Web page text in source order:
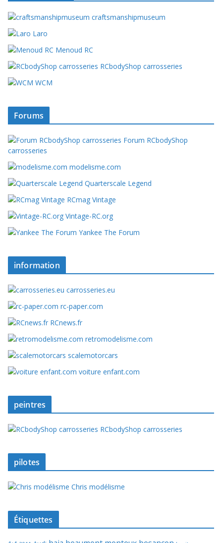
craftsmanshipmuseum
Laro
Menoud RC
RCbodyShop carrosseries
WCM
Forums
Forum RCbodyShop
carrosseries
modelisme.com
Quarterscale Legend
RCmag Vintage
Vintage-RC.org
Yankee The Forum
information
carrosseries.eu
rc-paper.com
RCnews.fr
retromodelisme.com
scalemotorcars
voiture enfant.com
peintres
RCbodyShop carrosseries
pilotes
Chris modélisme
Étiquettes